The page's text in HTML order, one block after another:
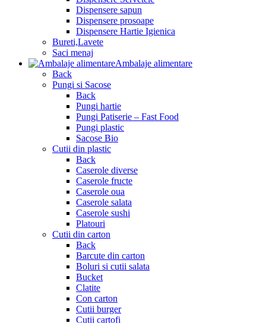
Dispensere sapun
Dispensere prosoape
Dispensere Hartie Igienica
Bureti,Lavete
Saci menaj
Ambalaje alimentare
Back
Pungi si Sacose
Back
Pungi hartie
Pungi Patiserie – Fast Food
Pungi plastic
Sacose Bio
Cutii din plastic
Back
Caserole diverse
Caserole fructe
Caserole oua
Caserole salata
Caserole sushi
Platouri
Cutii din carton
Back
Barcute din carton
Boluri si cutii salata
Bucket
Clatite
Con carton
Cutii burger
Cutii cartofi